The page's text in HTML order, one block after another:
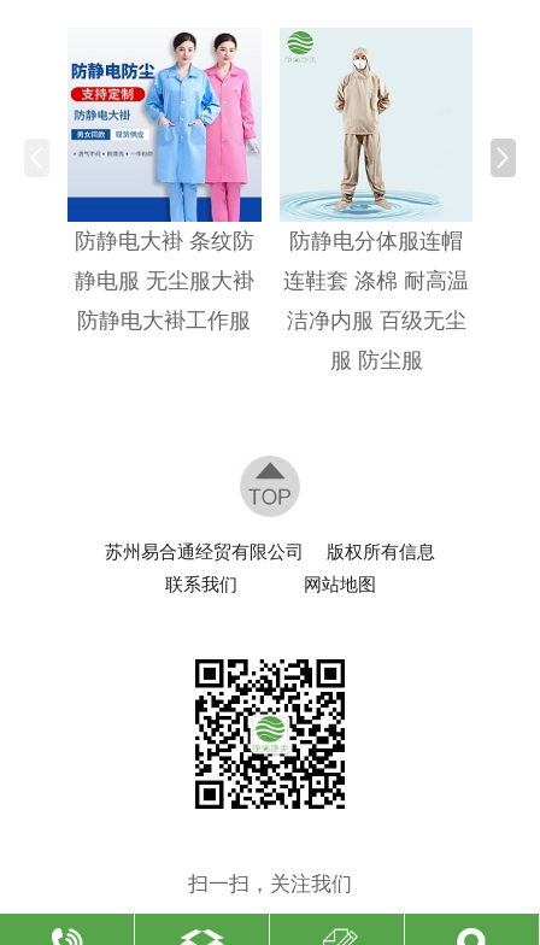
防静电大褂 条纹防
静电服 无尘服大褂
防静电大褂工作服
防静电分体服连帽
连鞋套 涤棉 耐高温
洁净内服 百级无尘
服 防尘服
防
苏州易合通经贸有限公司
版权所有信息
联系我们
网站地图
扫一扫，关注我们